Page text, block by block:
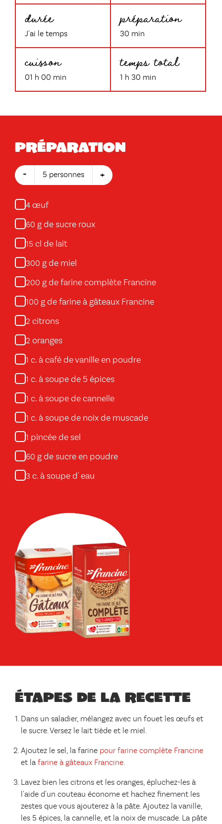
durée
J'ai le temps
préparation
30 min
cuisson
01 h 00 min
temps total
1 h 30 min
Préparation
- 5 personnes +
4 œuf
60 g de sucre roux
15 cl de lait
300 g de miel
200 g de farine complète Francine
100 g de farine à gâteaux Francine
2 citrons
2 oranges
1 c. à café de vanille en poudre
1 c. à soupe de 5 épices
1 c. à soupe de cannelle
1 c. à soupe de noix de muscade
1 pincée de sel
60 g de sucre en poudre
3 c. à soupe d' eau
Étapes de la recette
Dans un saladier, mélangez avec un fouet les œufs et
le sucre. Versez le lait tiède et le miel.
Ajoutez le sel, la farine pour farine complète Francine
et la farine à gâteaux Francine.
Lavez bien les citrons et les oranges, épluchez-les à
l'aide d'un couteau économe et hachez finement les
zestes que vous ajouterez à la pâte. Ajoutez la vanille,
les 5 épices, la cannelle, et la noix de muscade. La pâte